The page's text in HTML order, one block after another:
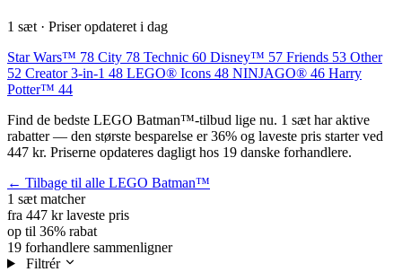
1 sæt · Priser opdateret i dag
Star Wars™ 78 City 78 Technic 60 Disney™ 57 Friends 53 Other
52 Creator 3-in-1 48 LEGO® Icons 48 NINJAGO® 46 Harry
Potter™ 44
Find de bedste LEGO Batman™-tilbud lige nu. 1 sæt har aktive
rabatter — den største besparelse er 36% og laveste pris starter ved
447 kr. Priserne opdateres dagligt hos 19 danske forhandlere.
← Tilbage til alle LEGO Batman™
1 sæt matcher
fra 447 kr laveste pris
op til 36% rabat
19 forhandlere sammenligner
Filtrér